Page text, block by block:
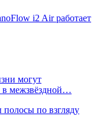
i2 Air работает
могут
в межзвёздной…
полосы по взгляду